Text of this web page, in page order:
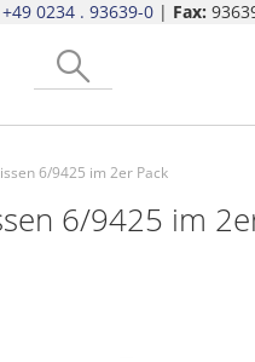
+49 0234 . 93639-0| Fax:
springen
6/9425 im 2er Pack
6/9425 im